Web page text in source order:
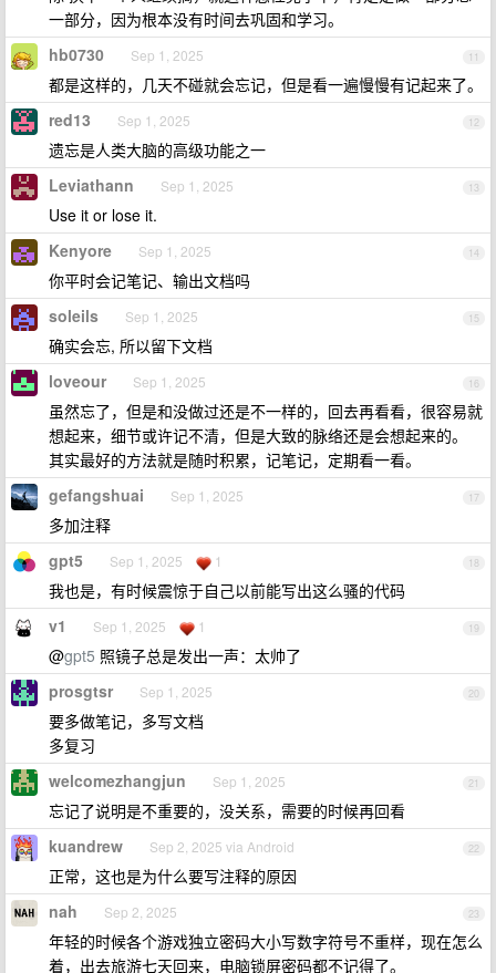
一部分，因为根本没有时间去巩固和学习。
11
hb0730 Sep 1, 2025
都是这样的，几天不碰就会忘记，但是看一遍慢慢有记起来了。
12
red13 Sep 1, 2025
遗忘是人类大脑的高级功能之一
13
Leviathann Sep 1, 2025
Use it or lose it.
14
Kenyore Sep 1, 2025
你平时会记笔记、输出文档吗
15
soleils Sep 1, 2025
确实会忘, 所以留下文档
16
loveour Sep 1, 2025
虽然忘了，但是和没做过还是不一样的，回去再看看，很容易就
想起来，细节或许记不清，但是大致的脉络还是会想起来的。
其实最好的方法就是随时积累，记笔记，定期看一看。
17
gefangshuai Sep 1, 2025
多加注释
18
gpt5 Sep 1, 2025 1
我也是，有时候震惊于自己以前能写出这么骚的代码
19
v1 Sep 1, 2025 1
@gpt5 照镜子总是发出一声：太帅了
20
prosgtsr Sep 1, 2025
要多做笔记，多写文档
多复习
21
welcomezhangjun Sep 1, 2025
忘记了说明是不重要的，没关系，需要的时候再回看
22
kuandrew Sep 2, 2025 via Android
正常，这也是为什么要写注释的原因
23
nah Sep 2, 2025
年轻的时候各个游戏独立密码大小写数字符号不重样，现在怎么
着，出去旅游七天回来，电脑锁屏密码都不记得了。